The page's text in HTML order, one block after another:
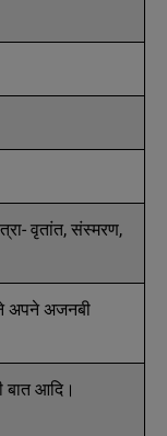
वृतांत, संस्मरण,
अपने अजनबी
बात आदि।